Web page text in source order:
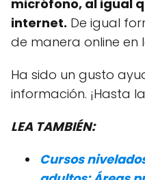
micrófono, al igual
internet. De igual
de manera online en
Ha sido un gusto
información. ¡Hasta
LEA TAMBIÉN:
Cursos